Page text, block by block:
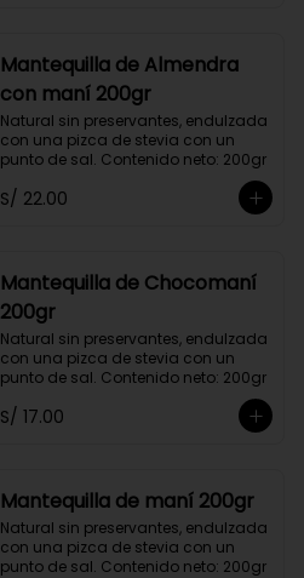
Mantequilla de Almendra
con maní 200gr
Natural sin preservantes, endulzada
con una pizca de stevia con un
punto de sal. Contenido neto: 200gr
S/ 22.00
Mantequilla de Chocomaní
200gr
Natural sin preservantes, endulzada
con una pizca de stevia con un
punto de sal. Contenido neto: 200gr
S/ 17.00
Mantequilla de maní 200gr
Natural sin preservantes, endulzada
con una pizca de stevia con un
punto de sal. Contenido neto: 200gr